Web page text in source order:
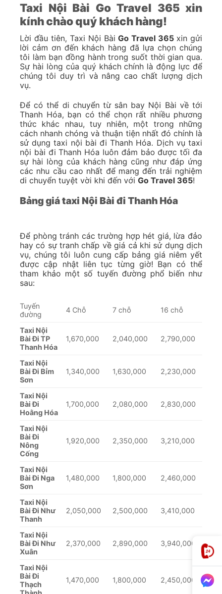
Taxi Nội Bài Go Travel 365 xin
kính chào quý khách hàng!
Lời đầu tiên, Taxi Nội BàiGo Travel 365 xin gửi
lời cảm ơn đến khách hàng đã lựa chọn chúng
tôi làm bạn đồng hành trong suốt thời gian qua.
Sự hài lòng của quý khách chính là động lực để
chúng tôi duy trì và nâng cao chất lượng dịch
vụ.
Để có thể di chuyển từ sân bay Nội Bài về tới
Thanh Hóa, bạn có thể chọn rất nhiều phương
thức khác nhau, tuy nhiên, một trong những
cách nhanh chóng và thuận tiện nhất đó chính là
sử dụng taxi nội bài đi Thanh Hóa. Dịch vụ taxi
nội bài đi Thanh Hóa luôn đảm bảo được tối đa
sự hài lòng của khách hàng cũng như đáp ứng
các nhu cầu cao nhất để mang đến trải nghiệm
di chuyển tuyệt vời khi đến với Go Travel 365!
Bảng giá taxi Nội Bài đi Thanh Hóa
Để phòng tránh các trường hợp hét giá, lừa đảo
hay có sự tranh chấp về giá cả khi sử dụng dịch
vụ, chúng tôi luôn cung cấp bảng giá niêm yết
được cập nhật liên tục từng giờ! Bạn có thể
tham khảo một số tuyến đường phổ biến như
sau:
Tuyến
đường
4 Chỗ 7 chỗ 16 chỗ
Taxi Nội
Bài Đi TP
Thanh Hóa
1,670,000 2,040,000 2,790,000
Taxi Nội
Bài Đi Bỉm
Sơn
1,340,000 1,630,000 2,230,000
Taxi Nội
Bài Đi
Hoằng Hóa
1,700,000 2,080,000 2,830,000
Taxi Nội
Bài Đi
Nông
Cống
1,920,000 2,350,000 3,210,000
Taxi Nội
Bài Đi Nga
Sơn
1,480,000 1,800,000 2,460,000
Taxi Nội
Bài Đi Như
Thanh
2,050,000 2,500,000 3,410,000
Taxi Nội
Bài Đi Như
Xuân
2,370,000 2,890,000 3,940,000
Taxi Nội
Bài Đi
Thạch
1,470,000 1,800,000 2,450,000